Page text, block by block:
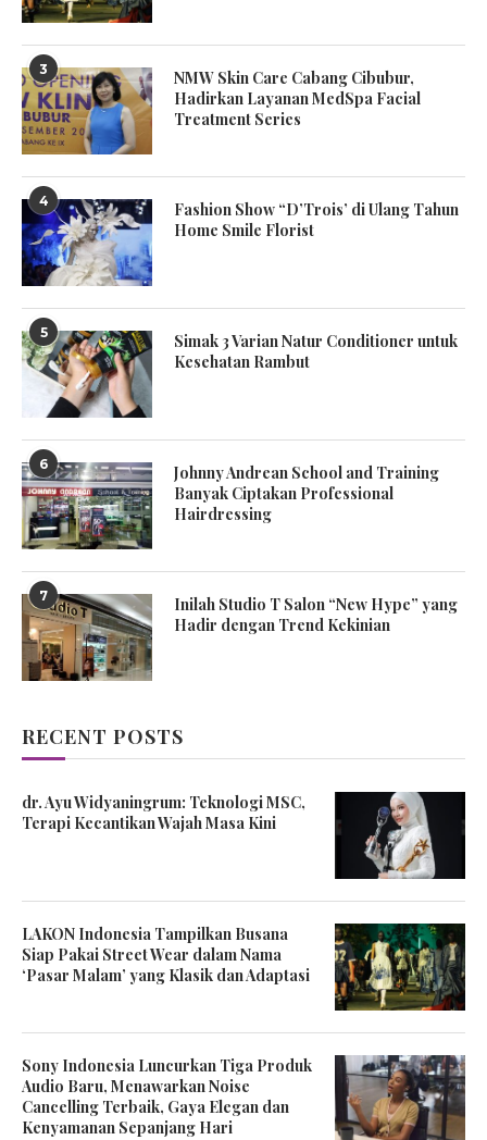
3
NMW Skin Care Cabang Cibubur,
Hadirkan Layanan MedSpa Facial
Treatment Series
4
Fashion Show “D’Trois’ di Ulang Tahun
Home Smile Florist
5
Simak 3 Varian Natur Conditioner untuk
Kesehatan Rambut
6
Johnny Andrean School and Training
Banyak Ciptakan Professional
Hairdressing
7
Inilah Studio T Salon “New Hype” yang
Hadir dengan Trend Kekinian
RECENT POSTS
dr. Ayu Widyaningrum: Teknologi MSC,
Terapi Kecantikan Wajah Masa Kini
LAKON Indonesia Tampilkan Busana
Siap Pakai Street Wear dalam Nama
‘Pasar Malam’ yang Klasik dan Adaptasi
Sony Indonesia Luncurkan Tiga Produk
Audio Baru, Menawarkan Noise
Cancelling Terbaik, Gaya Elegan dan
Kenyamanan Sepanjang Hari